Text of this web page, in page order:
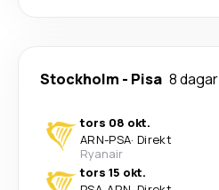
Stockholm - Pisa 8 dagar
tors 08 okt.
ARN-PSA· Direkt
Ryanair
tors 15 okt.